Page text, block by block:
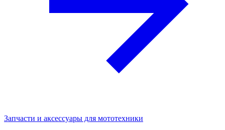
Запчасти и аксессуары для мототехники